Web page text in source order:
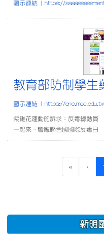
圖示連結 | https://
教育部防制學生
圖示連結 | https://
紫錐花運動的訴求：反毒總動
一起來。響應聯合國國際反毒
« ‹
:::
新明